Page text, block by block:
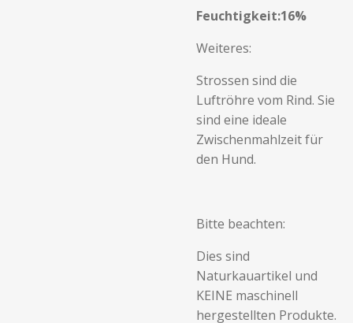
Feuchtigkeit:16%
Weiteres:
Strossen sind die
Luftröhre vom Rind. Sie
sind eine ideale
Zwischenmahlzeit für
den Hund.
Bitte beachten:
Dies sind
Naturkauartikel und
KEINE maschinell
hergestellten Produkte.